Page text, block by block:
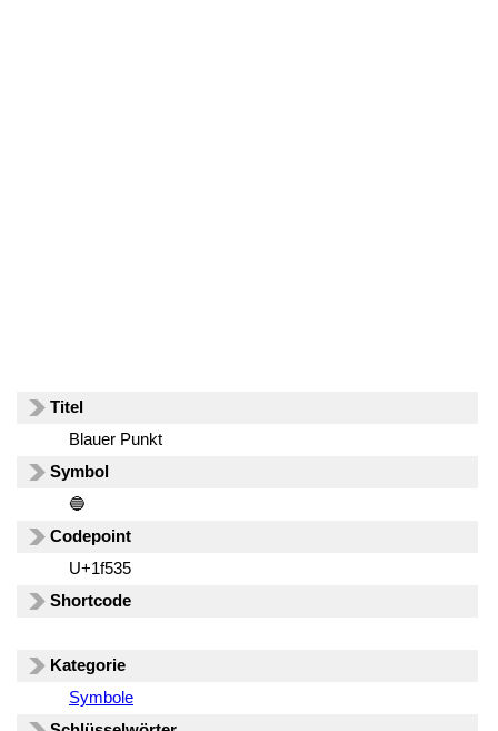
Titel
Blauer Punkt
Symbol
🔵
Codepoint
U+1f535
Shortcode
Kategorie
Symbole